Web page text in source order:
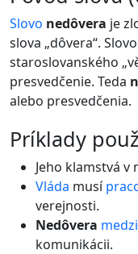
Slovo nedôvera je
slova „dôvera“.
staroslovanského
presvedčenie. Teda
alebo presvedčenia.
príklady
Jeho klamstvá v
Vláda musí
verejnosti.
Nedôvera medzi
komunikácii.